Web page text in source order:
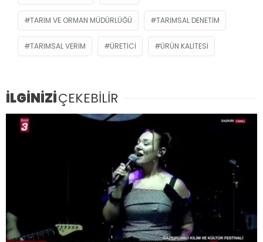
TARIM VE ORMAN MÜDÜRLÜĞÜ TARIMSAL DENETIM
TARIMSAL VERIM ÜRETICI ÜRÜN KALITESI
İLGİNİZİÇEKEBİLİR